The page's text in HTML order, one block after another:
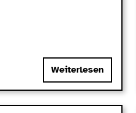
Weiterlesen